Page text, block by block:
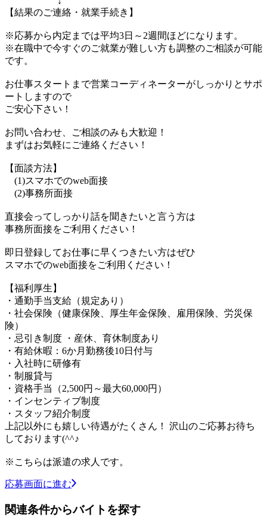
【結果のご連絡・就業手続き】
※応募から内定までは平均3日～2週間ほどになります。
※在職中で今すぐのご就業が難しい方も調整のご相談が可能
です。
お仕事スタートまで営業コーディネーターがしっかりとサポ
ートしますので
ご安心下さい！
お問い合わせ、ご相談のみも大歓迎！
まずはお気軽にご連絡ください！
【面談方法】
(1)スマホでのweb面接
(2)事務所面接
直接会ってしっかり話を聞きたいと言う方は
事務所面接をご利用ください！
即日登録してお仕事に早くつきたい方はぜひ
スマホでのweb面接をご利用ください！
【福利厚生】
・通勤手当支給（規定あり）
・社会保険（健康保険、厚生年金保険、雇用保険、労災保
険）
・忌引き制度 ・産休、育休制度あり
・有給休暇：6か月勤務後10日付与
・入社時に研修有
・制服貸与
・資格手当（2,500円～最大60,000円）
・インセンティブ制度
・スタッフ紹介制度
上記以外にも嬉しい待遇がたくさん！ 沢山のご応募お待ち
しております(^^♪
※こちらは派遣の求人です。
応募画面に進む
関連条件からバイトを探す